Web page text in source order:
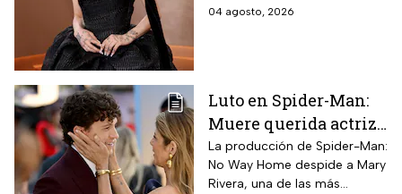
informó a sus fanáticos que
04 agosto, 2026
Luto en Spider-Man:
Muere querida actriz
por derrame cerebral;
esto se sabe
La producción de Spider-Man:
No Way Home despide a Mary
Rivera, una de las más